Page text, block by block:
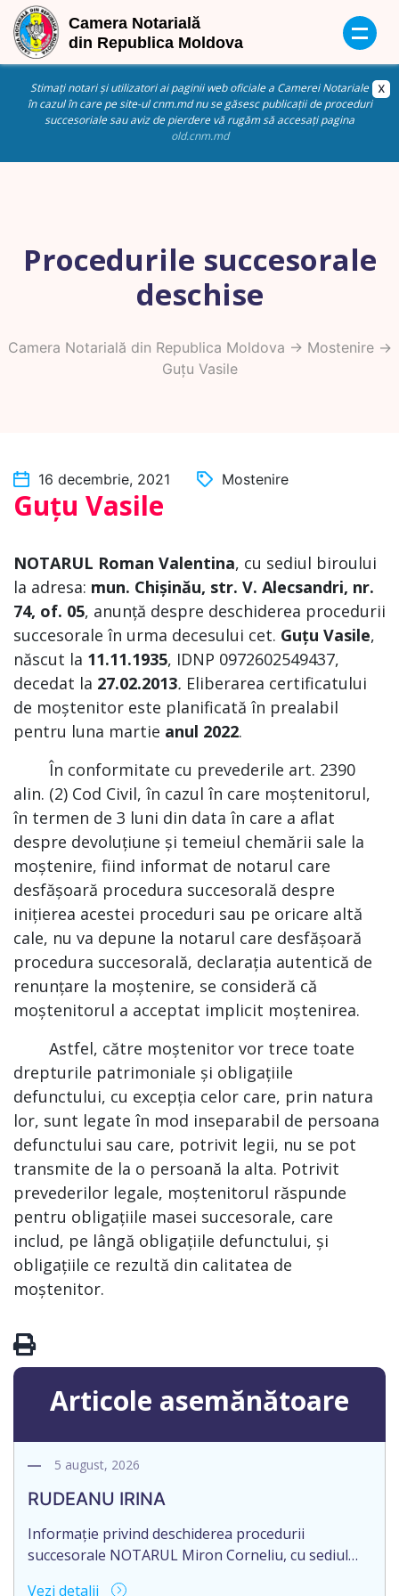
Stimați notari și utilizatori ai paginii web oficiale a Camerei Notariale
în cazul în care pe site-ul cnm.md nu se găsesc publicații de proceduri
succesoriale sau aviz de pierdere vă rugăm să accesați pagina
old.cnm.md
Procedurile succesorale
deschise
Camera Notarială din Republica Moldova -> Mostenire->
Guțu Vasile
16 decembrie, 2021 Mostenire
Guțu Vasile
NOTARUL Roman Valentina, cu sediul biroului
la adresa: mun. Chișinău, str. V. Alecsandri, nr.
74, of. 05, anunță despre deschiderea procedurii
succesorale în urma decesului cet. Guțu Vasile,
născut la 11.11.1935, IDNP 0972602549437,
decedat la 27.02.2013. Eliberarea certificatului
de moștenitor este planificată în prealabil
pentru luna martie anul 2022.
În conformitate cu prevederile art. 2390
alin. (2) Cod Civil, în cazul în care moștenitorul,
în termen de 3 luni din data în care a aflat
despre devoluțiune și temeiul chemării sale la
moștenire, fiind informat de notarul care
desfășoară procedura succesorală despre
inițierea acestei proceduri sau pe oricare altă
cale, nu va depune la notarul care desfășoară
procedura succesorală, declarația autentică de
renunțare la moștenire, se consideră că
moștenitorul a acceptat implicit moștenirea.
Astfel, către moștenitor vor trece toate
drepturile patrimoniale și obligațiile
defunctului, cu excepția celor care, prin natura
lor, sunt legate în mod inseparabil de persoana
defunctului sau care, potrivit legii, nu se pot
transmite de la o persoană la alta. Potrivit
prevederilor legale, moștenitorul răspunde
pentru obligațiile masei succesorale, care
includ, pe lângă obligațiile defunctului, și
obligațiile ce rezultă din calitatea de
moștenitor.
Articole asemănătoare
5 august, 2026
RUDEANU IRINA
Informație privind deschiderea procedurii
succesorale NOTARUL Miron Corneliu, cu sediul
Vezi detalii